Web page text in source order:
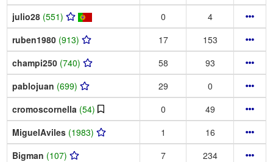
julio28 (551) 0
4
ruben1980 (913) 17
153
champi250 (740) 58
93
pablojuan (699) 29
0
cromoscornella (54) 0
49
MiguelAviles (1983) 1
16
Bigman (107) 7
234